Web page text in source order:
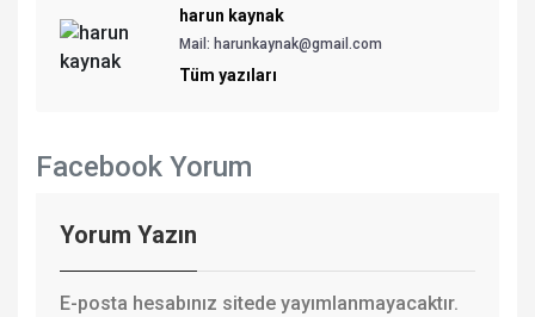
harun kaynak
Mail: harunkaynak@gmail.com
Tüm yazıları
Facebook Yorum
Yorum Yazın
E-posta hesabınız sitede yayımlanmayacaktır.